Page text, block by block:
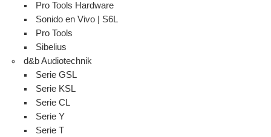
Pro Tools Hardware
Sonido en Vivo | S6L
Pro Tools
Sibelius
d&b Audiotechnik
Serie GSL
Serie KSL
Serie CL
Serie Y
Serie T